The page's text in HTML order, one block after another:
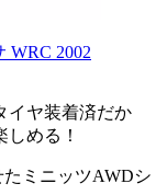
WRC 2002
イヤ装着済だか
める！
たミニッツAWDシ